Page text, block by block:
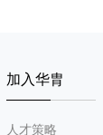
加入华胄
人才策略